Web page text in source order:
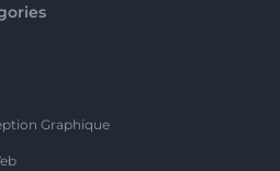
Graphique